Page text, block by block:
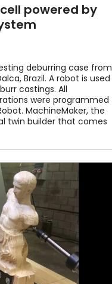
powered by
deburring case from
Brazil. A robot is used
castings. All
were programmed
MachineMaker, the
twin builder that comes